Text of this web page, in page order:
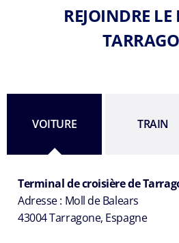
REJOINDRE LE
VOITURE TRAIN
Terminal de croisière de
Adresse : Moll de Balears
43004 Tarragone, Espagne